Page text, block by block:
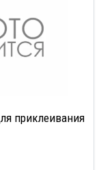
приклеивания